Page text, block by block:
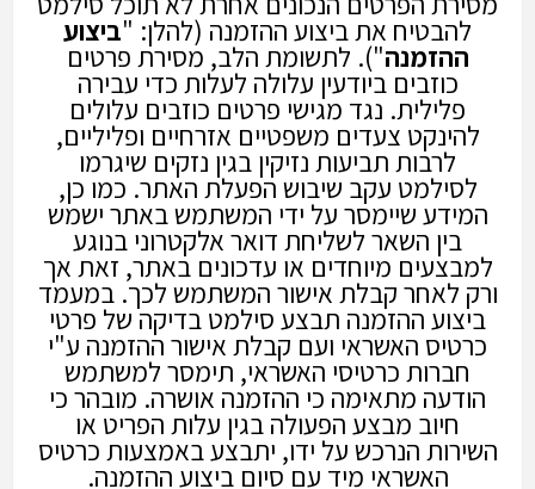
להבטיח את ביצוע ההזמנה (להלן: "ביצוע
ההזמנה"). לתשומת הלב, מסירת פרטים
כוזבים ביודעין עלולה לעלות כדי עבירה
פלילית. נגד מגישי פרטים כוזבים עלולים
להינקט צעדים משפטיים אזרחיים ופליליים,
לרבות תביעות נזיקין בגין נזקים שיגרמו
לסילמט עקב שיבוש הפעלת האתר. כמו כן,
המידע שיימסר על ידי המשתמש באתר ישמש
בין השאר לשליחת דואר אלקטרוני בנוגע
למבצעים מיוחדים או עדכונים באתר, זאת אך
ורק לאחר קבלת אישור המשתמש לכך. במעמד
ביצוע ההזמנה תבצע סילמט בדיקה של פרטי
כרטיס האשראי ועם קבלת אישור ההזמנה ע"י
חברות כרטיסי האשראי, תימסר למשתמש
הודעה מתאימה כי ההזמנה אושרה. מובהר כי
חיוב מבצע הפעולה בגין עלות הפריט או
השירות הנרכש על ידו, יתבצע באמצעות כרטיס
האשראי מיד עם סיום ביצוע ההזמנה.